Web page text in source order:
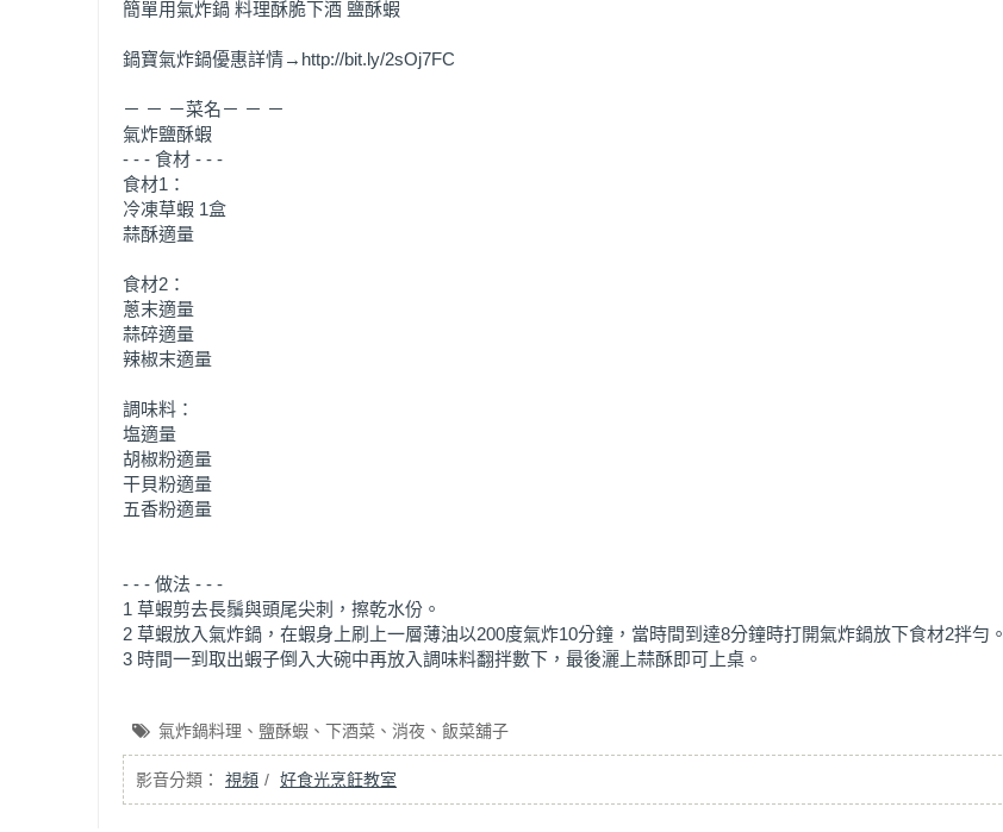
簡單用氣炸鍋 料理酥脆下酒 鹽酥蝦
鍋寶氣炸鍋優惠詳情→http://bit.ly/2sOj7FC
－ － －菜名－ － －
氣炸鹽酥蝦
- - - 食材 - - -
食材1：
冷凍草蝦 1盒
蒜酥適量
食材2：
蔥末適量
蒜碎適量
辣椒末適量
調味料：
塩適量
胡椒粉適量
干貝粉適量
五香粉適量
- - - 做法 - - -
1 草蝦剪去長鬚與頭尾尖刺，擦乾水份。
2 草蝦放入氣炸鍋，在蝦身上刷上一層薄油以200度氣炸10分鐘，當時間到達8分鐘時打開氣炸鍋放下食材2拌勻。
3 時間一到取出蝦子倒入大碗中再放入調味料翻拌數下，最後灑上蒜酥即可上桌。
氣炸鍋料理 鹽酥蝦 下酒菜 消夜 飯菜舖子
視頻 好食光烹飪教室